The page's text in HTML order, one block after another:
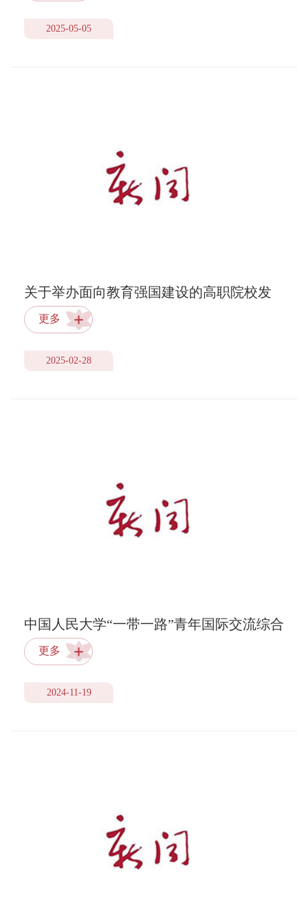
2025-05-05
关于举办面向教育强国建设的高职院校发
展战略规划高级研修班的通知
更多
2025-02-28
中国人民大学“一带一路”青年国际交流综合
能力培训班招生简章
更多
2024-11-19